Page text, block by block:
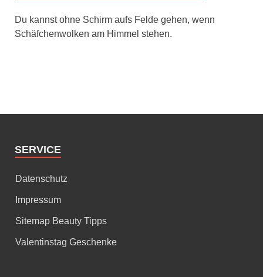
Du kannst ohne Schirm aufs Felde gehen, wenn
Schäfchenwolken am Himmel stehen.
SERVICE
Datenschutz
Impressum
Sitemap Beauty Tipps
Valentinstag Geschenke